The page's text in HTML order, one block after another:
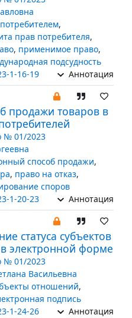
,
прав потребителя,
, применимое право,
подсудность
1-16-19 Аннотация
продажи товаров в
№ 01/2023
способ продажи,
, право на отказ,
споров
1-20-23 Аннотация
статуса субъектов
электронной форме
№ 01/2023
Васильевна
отношений,
подпись
1-24-26 Аннотация